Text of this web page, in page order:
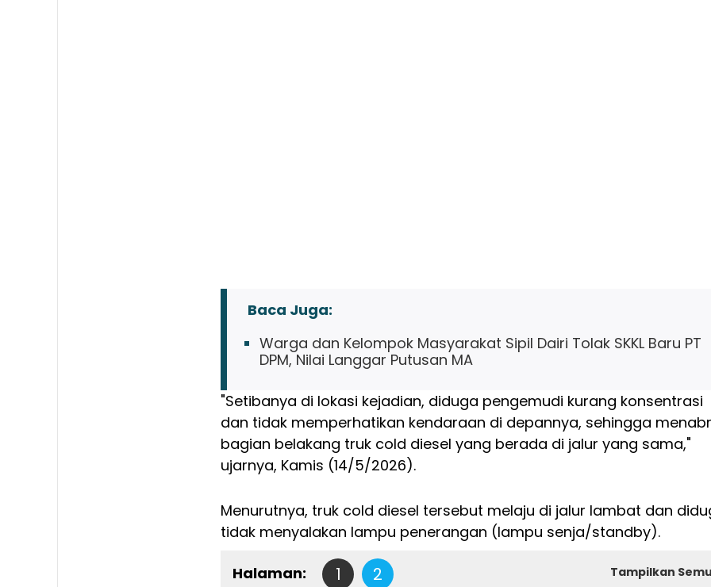
Baca Juga:
Warga dan Kelompok Masyarakat Sipil Dairi Tolak SKKL Baru PT
DPM, Nilai Langgar Putusan MA
"Setibanya di lokasi kejadian, diduga pengemudi kurang konsentrasi
dan tidak memperhatikan kendaraan di depannya, sehingga
bagian belakang truk cold diesel yang berada di jalur yang sama,"
ujarnya, Kamis (14/5/2026).
Menurutnya, truk cold diesel tersebut melaju di jalur lambat dan
tidak menyalakan lampu penerangan (lampu senja/standby).
Halaman: 1 2 Tampilkan